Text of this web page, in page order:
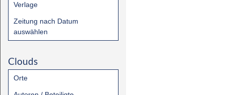
Verlage
Zeitung nach Datum
auswählen
Clouds
Orte